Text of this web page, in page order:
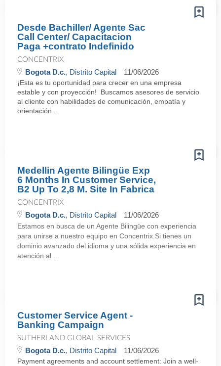
Desde Bachiller/ Agente Sac
Call Center/ Capacitacion
Paga +contrato Indefinido
CONCENTRIX
Bogota D.c., Distrito Capital 11/06/2026
¡Esta es tu oportunidad para crecer en una empresa
estable y con proyección! Buscamos asesores de servicio
al cliente con habilidades de comunicación, empatía y
orientación ...
Medellin Agente Bilingüe Exp
6 Months In Customer Service,
B2 Up To 2,8 M. Site In Fabrica
CONCENTRIX
Bogota D.c., Distrito Capital 11/06/2026
Estamos en busca de un Agente Bilingüe con experiencia
para unirse a nuestro equipo en Concentrix.Si tienes un
dominio avanzado del idioma y una sólida experiencia en
atención al ...
Customer Service Agent -
Banking Campaign
SUTHERLAND GLOBAL SERVICES
Bogota D.c., Distrito Capital 11/06/2026
Payment agreements and account settlement: Join a well-